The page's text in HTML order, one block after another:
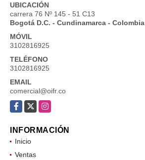
UBICACIÓN
carrera 76 Nº 145 - 51 C13
Bogotá D.C. - Cundinamarca - Colombia
MÓVIL
3102816925
TELÉFONO
3102816925
EMAIL
comercial@oifr.co
Facebook
X Instagram
INFORMACIÓN
Inicio
Ventas